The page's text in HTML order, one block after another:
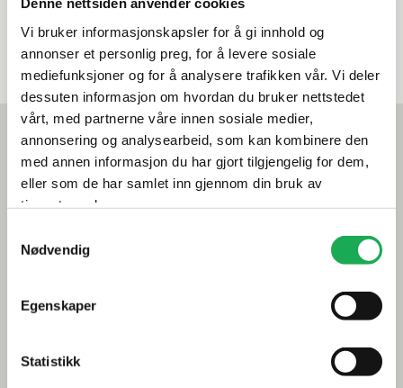
Vi bruker informasjonskapsler for å gi innhold og
annonser et personlig preg, for å levere sosiale
mediefunksjoner og for å analysere trafikken vår. Vi deler
dessuten informasjon om hvordan du bruker nettstedet
vårt, med partnerne våre innen sosiale medier,
annonsering og analysearbeid, som kan kombinere den
med annen informasjon du har gjort tilgjengelig for dem,
eller som de har samlet inn gjennom din bruk av
tjenestene deres.
Nødvendig
Egenskaper
Statistikk
Mest lest akkurat nå
Årets flis hos Flisekompaniet
Klikkvinyl - Gulvet som tåler alt
Tips og råd
Dette må du tenke på når du innreder badet
Visste du at du kan legge flis på flis